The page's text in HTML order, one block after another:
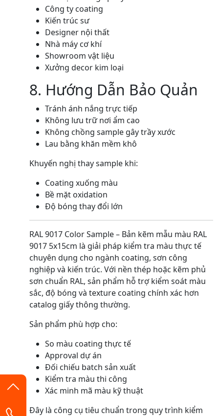
Công ty coating
Kiến trúc sư
Designer nội thất
Nhà máy cơ khí
Showroom vật liệu
Xưởng decor kim loại
8. Hướng Dẫn Bảo Quản
Tránh ánh nắng trực tiếp
Không lưu trữ nơi ẩm cao
Không chồng sample gây trầy xước
Lau bằng khăn mềm khô
Khuyến nghị thay sample khi:
Coating xuống màu
Bề mặt oxidation
Độ bóng thay đổi lớn
RAL 9017 Color Sample – Bản kẽm mẫu màu RAL
9017 5x15cm là giải pháp kiểm tra màu thực tế
chuyên dụng cho ngành coating, sơn công
nghiệp và kiến trúc. Với nền thép hoặc kẽm phủ
sơn chuẩn RAL, sản phẩm hỗ trợ kiểm soát màu
sắc, độ bóng và texture coating chính xác hơn
catalog giấy thông thường.
Sản phẩm phù hợp cho:
So màu coating thực tế
Approval dự án
Đối chiếu batch sản xuất
Kiểm tra màu thi công
Xác minh mã màu kỹ thuật
Đây là công cụ tiêu chuẩn trong quy trình kiểm